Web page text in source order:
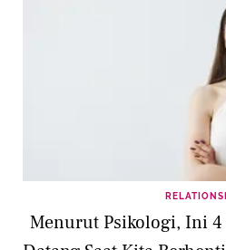
Menurut Psikologi, Ini